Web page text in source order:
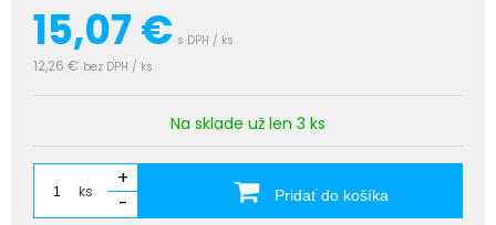
15,07€ s DPH / ks
12,26 € bez DPH / ks
Na sklade už len 3 ks
ks
+
-
Pridať do košíka